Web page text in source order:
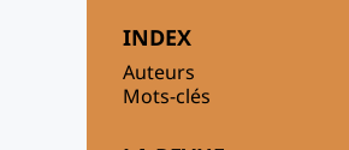
INDEX
Auteurs
Mots-clés